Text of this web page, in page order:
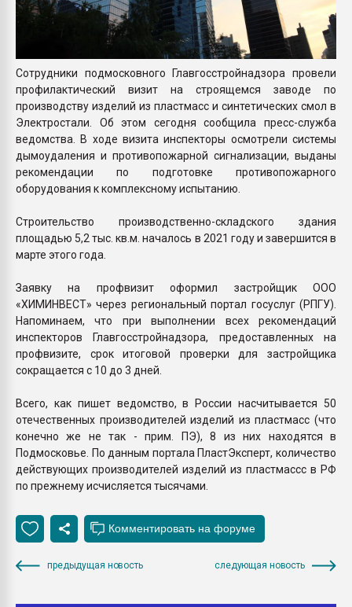
Сотрудники подмосковного Главгосстройнадзора провели
профилактический визит на строящемся заводе по
производству изделий из пластмасс и синтетических смол в
Электростали. Об этом сегодня сообщила пресс-служба
ведомства. В ходе визита инспекторы осмотрели системы
дымоудаления и противопожарной сигнализации, выданы
рекомендации по подготовке противопожарного
оборудования к комплексному испытанию.
Строительство производственно-складского здания
площадью 5,2 тыс. кв.м. началось в 2021 году и завершится в
марте этого года.
Заявку на профвизит оформил застройщик ООО
«ХИМИНВЕСТ» через региональный портал госуслуг (РПГУ).
Напоминаем, что при выполнении всех рекомендаций
инспекторов Главгосстройнадзора, предоставленных на
профвизите, срок итоговой проверки для застройщика
сокращается с 10 до 3 дней.
Всего, как пишет ведомство, в России насчитывается 50
отечественных производителей изделий из пластмасс (что
конечно же не так - прим. ПЭ), 8 из них находятся в
Подмосковье. По данным портала ПластЭксперт, количество
действующих производителей изделий из пластмассс в РФ
по прежнему исчисляется тысячами.
предыдущая новость следующая новость